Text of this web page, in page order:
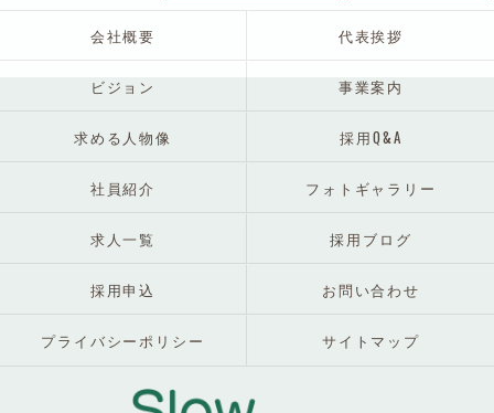
会社概要 代表挨拶
ビジョン 事業案内
求める人物像 採用Q&A
社員紹介 フォトギャラリー
求人一覧 採用ブログ
採用申込 お問い合わせ
プライバシーポリシー サイトマップ